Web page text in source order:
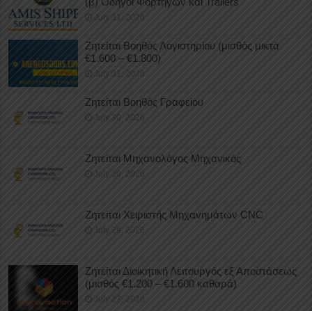
July 31, 2026
Ζητείται Βοηθός Λογιστηρίου (μισθός μικτά
€1.600 – €1.800)
July 31, 2026
Ζητείται Βοηθός Γραφείου
July 30, 2026
Ζητείται Μηχανολόγος Μηχανικός
July 30, 2026
Ζητείται Χειριστής Μηχανημάτων CNC
July 29, 2026
Ζητείται Διοικητική Λειτουργός εξ Αποστάσεως
(μισθός €1.200 – €1.600 καθαρά)
July 27, 2026